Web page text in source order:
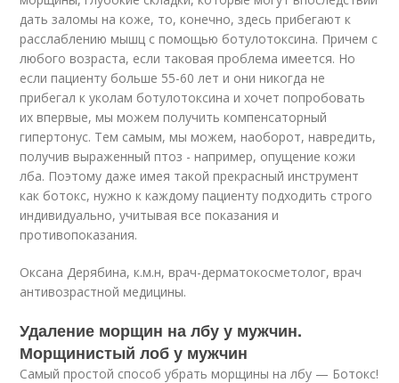
дать заломы на коже, то, конечно, здесь прибегают к
расслаблению мышц с помощью ботулотоксина. Причем с
любого возраста, если таковая проблема имеется. Но
если пациенту больше 55-60 лет и они никогда не
прибегал к уколам ботулотоксина и хочет попробовать
их впервые, мы можем получить компенсаторный
гипертонус. Тем самым, мы можем, наоборот, навредить,
получив выраженный птоз - например, опущение кожи
лба. Поэтому даже имея такой прекрасный инструмент
как ботокс, нужно к каждому пациенту подходить строго
индивидуально, учитывая все показания и
противопоказания.
Оксана Дерябина, к.м.н, врач-дерматокосметолог, врач
антивозрастной медицины.
Удаление морщин на лбу у мужчин.
Морщинистый лоб у мужчин
Самый простой способ убрать морщины на лбу — Ботокс!